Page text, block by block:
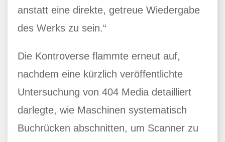
anstatt eine direkte, getreue Wiedergabe
des Werks zu sein.“
Die Kontroverse flammte erneut auf,
nachdem eine kürzlich veröffentlichte
Untersuchung von 404 Media detailliert
darlegte, wie Maschinen systematisch
Buchrücken abschnitten, um Scanner zu